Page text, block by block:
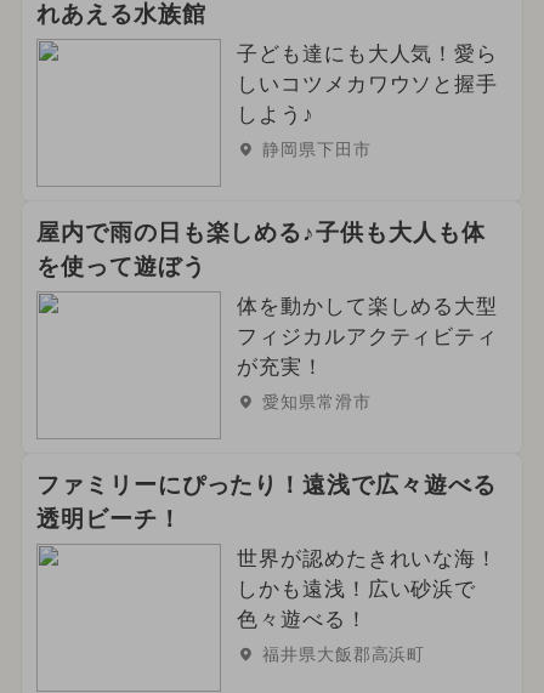
れあえる水族館
子ども達にも大人気！愛ら
しいコツメカワウソと握手
しよう♪
静岡県下田市
屋内で雨の日も楽しめる♪子供も大人も体
を使って遊ぼう
体を動かして楽しめる大型
フィジカルアクティビティ
が充実！
愛知県常滑市
ファミリーにぴったり！遠浅で広々遊べる
透明ビーチ！
世界が認めたきれいな海！
しかも遠浅！広い砂浜で
色々遊べる！
福井県大飯郡高浜町